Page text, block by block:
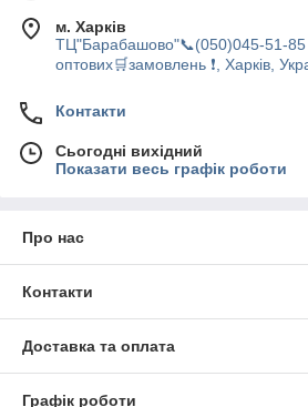
м. Харків
ТЦ"Барабашово"📞(050)045-51-85
оптових🛒замовлень ❗, Харків,
Контакти
Сьогодні вихідний
Показати весь графік роботи
Про нас
Контакти
Доставка та оплата
Графік роботи